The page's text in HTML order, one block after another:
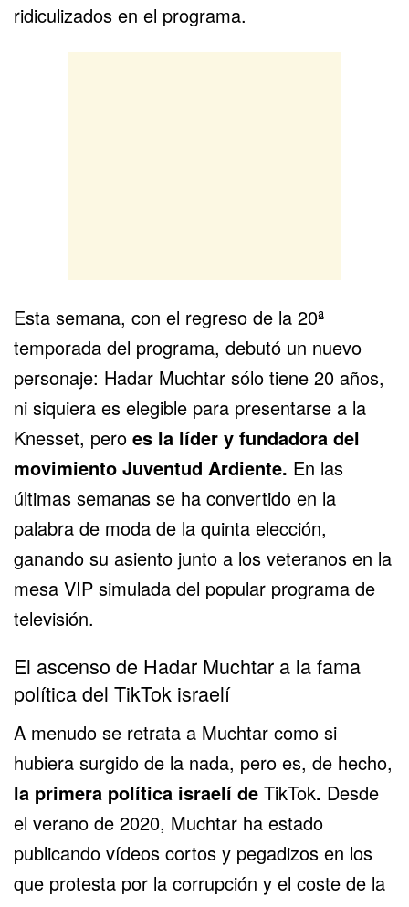
ridiculizados en el programa.
Esta semana, con el regreso de la 20ª
temporada del programa, debutó un nuevo
personaje: Hadar Muchtar sólo tiene 20 años,
ni siquiera es elegible para presentarse a la
Knesset, pero es la líder y fundadora del
movimiento Juventud Ardiente. En las
últimas semanas se ha convertido en la
palabra de moda de la quinta elección,
ganando su asiento junto a los veteranos en la
mesa VIP simulada del popular programa de
televisión.
El ascenso de Hadar Muchtar a la fama
política del TikTok israelí
A menudo se retrata a Muchtar como si
hubiera surgido de la nada, pero es, de hecho,
la primera política israelí de TikTok. Desde
el verano de 2020, Muchtar ha estado
publicando vídeos cortos y pegadizos en los
que protesta por la corrupción y el coste de la